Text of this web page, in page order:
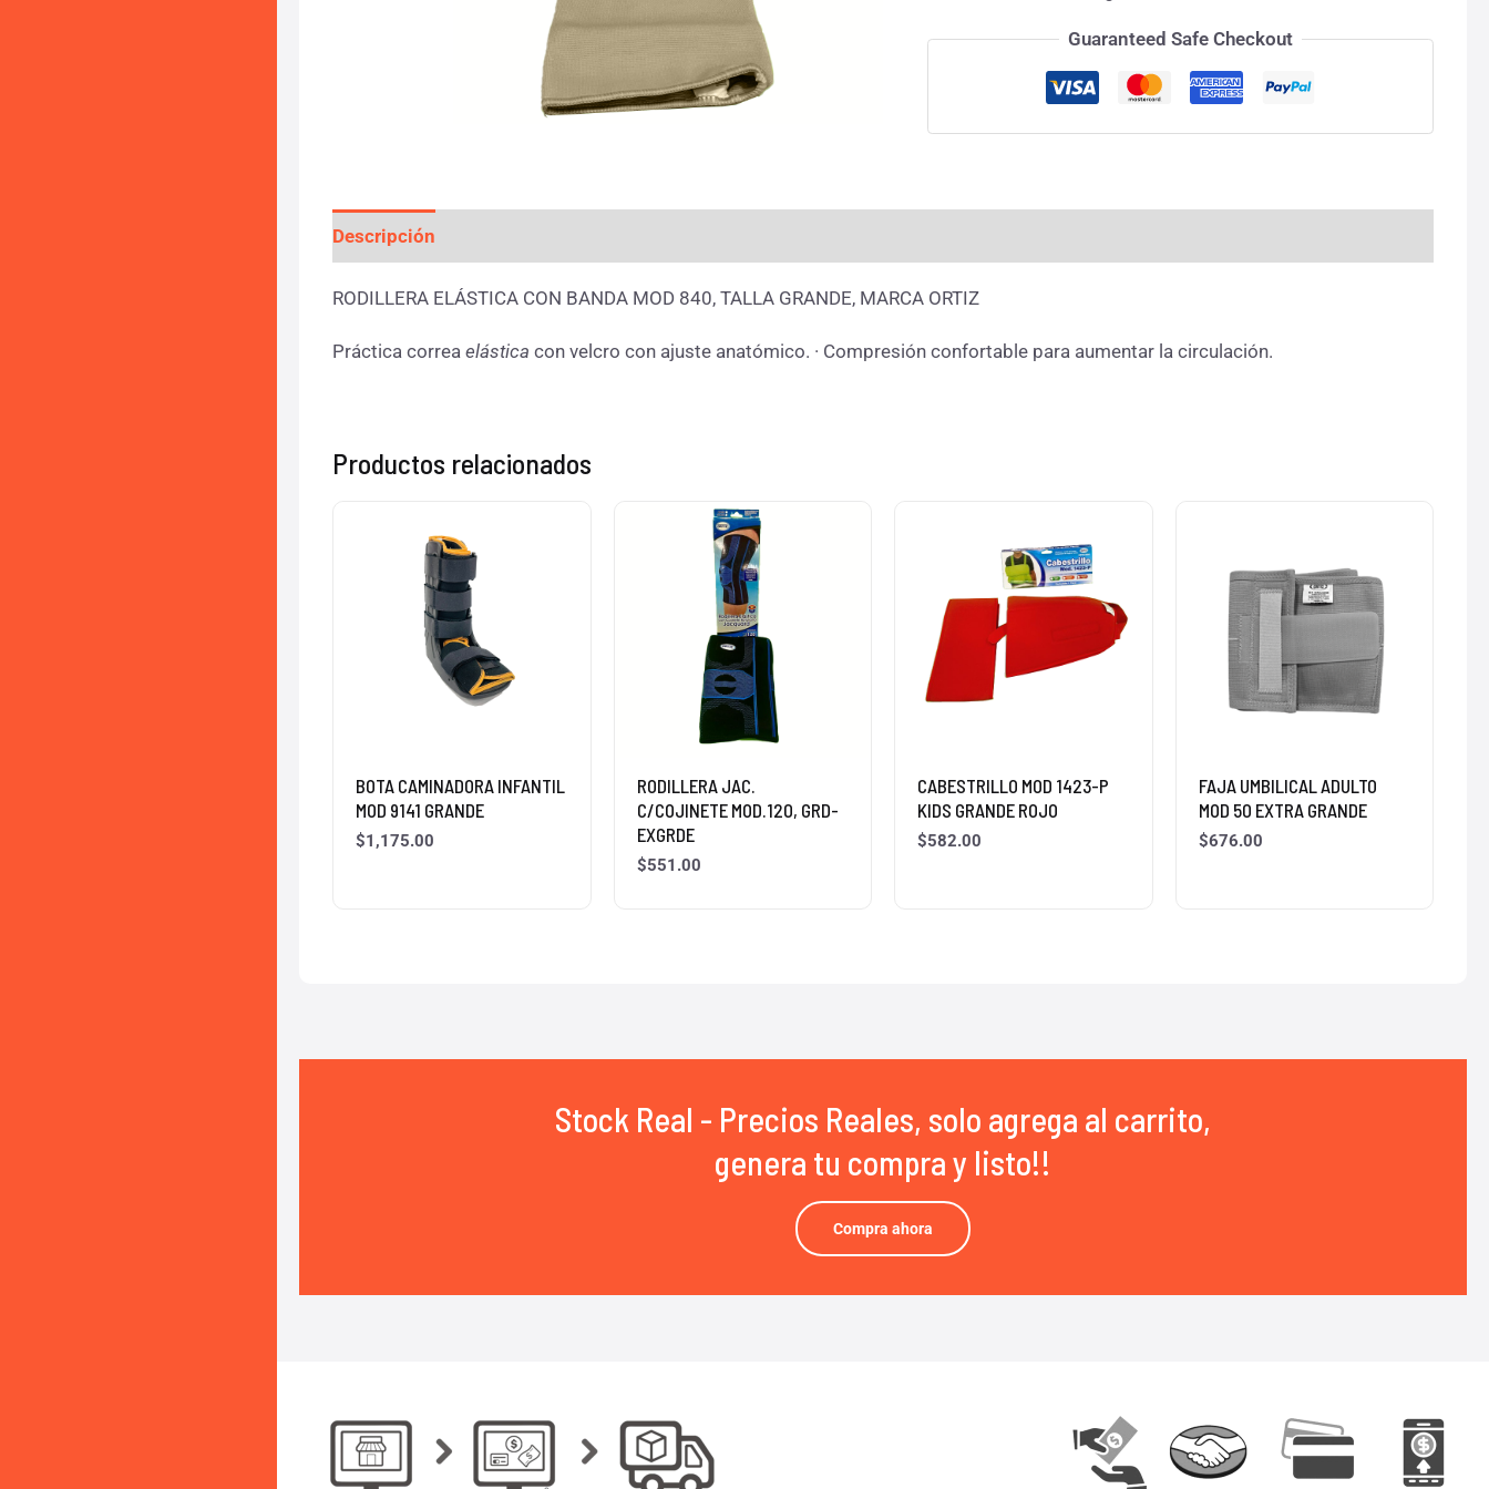
Guaranteed Safe Checkout
Descripción
RODILLERA ELÁSTICA CON BANDA MOD 840, TALLA GRANDE, MARCA ORTIZ
Práctica correa elástica con velcro con ajuste anatómico. · Compresión confortable para aumentar la circulación.
Productos relacionados
BOTA CAMINADORA INFANTIL
MOD 9141 GRANDE
$1,175.00
RODILLERA JAC.
C/COJINETE MOD.120, GRD-
EXGRDE
$551.00
CABESTRILLO MOD 1423-P
KIDS GRANDE ROJO
$582.00
FAJA UMBILICAL ADULTO
MOD 50 EXTRA GRANDE
$676.00
Stock Real - Precios Reales, solo agrega al carrito,
genera tu compra y listo!!
Compra ahora